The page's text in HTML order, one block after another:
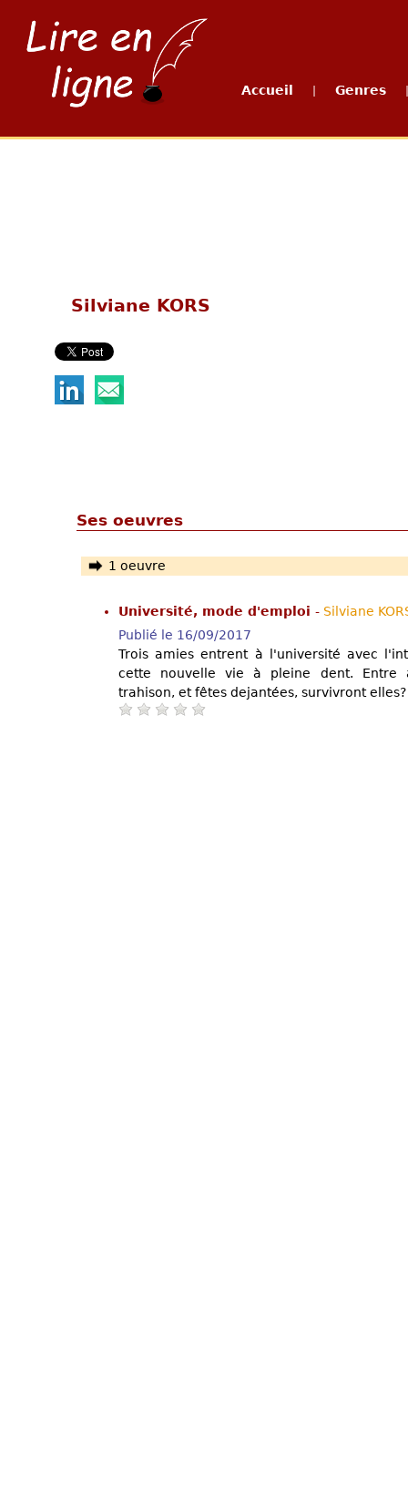
Accueil Genres
Silviane KORS
Ses oeuvres
1 oeuvre
Université, mode d'emploi - Silviane
Publié le 16/09/2017
Trois amies entrent à l'université avec
cette nouvelle vie à pleine dent. Entre
trahison, et fêtes dejantées, survivront elles?